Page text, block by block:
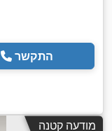
התקשר
מודעה קטנה